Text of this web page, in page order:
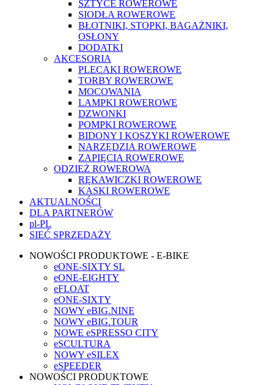
SZTYCE ROWEROWE
SIODŁA ROWEROWE
BŁOTNIKI, STOPKI, BAGAŻNIKI,
OSŁONY
DODATKI
AKCESORIA
PLECAKI ROWEROWE
TORBY ROWEROWE
MOCOWANIA
LAMPKI ROWEROWE
DZWONKI
POMPKI ROWEROWE
BIDONY I KOSZYKI ROWEROWE
NARZĘDZIA ROWEROWE
ZAPIĘCIA ROWEROWE
ODZIEŻ ROWEROWA
RĘKAWICZKI ROWEROWE
KASKI ROWEROWE
AKTUALNOŚCI
DLA PARTNERÓW
pl-PL
SIEĆ SPRZEDAŻY
NOWOŚCI PRODUKTOWE - E-BIKE
eONE-SIXTY SL
eONE-EIGHTY
eFLOAT
eONE-SIXTY
NOWY eBIG.NINE
NOWY eBIG.TOUR
NOWE eSPRESSO CITY
eSCULTURA
NOWY eSILEX
eSPEEDER
NOWOŚCI PRODUKTOWE